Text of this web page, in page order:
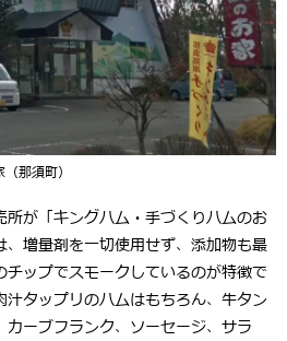
那須町）
が「キングハム・手づくりハムのお
増量剤を一切使用せず、添加物も最
ップでスモークしているのが特徴で
タップリのハムはもちろん、牛タン
ーブフランク、ソーセージ、サラ